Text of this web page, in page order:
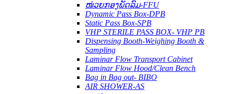
ໜ່ວຍກອງພັດລົມ-FFU
Dynamic Pass Box-DPB
Static Pass Box-SPB
VHP STERILE PASS BOX- VHP PB
Dispensing Booth-Weighing Booth &
Sampling
Laminar Flow Transport Cabinet
Laminar Flow Hood/Clean Bench
Bag in Bag out- BIBO
AIR SHOWER-AS